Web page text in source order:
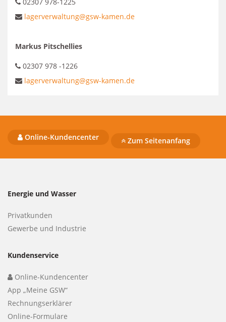
lagerverwaltung@gsw-kamen.de
Markus Pitschellies
02307 978 -1226
lagerverwaltung@gsw-kamen.de
Online-Kundencenter Zum Seitenanfang
Energie und Wasser
Privatkunden
Gewerbe und Industrie
Kundenservice
Online-Kundencenter
App „Meine GSW“
Rechnungserklärer
Online-Formulare